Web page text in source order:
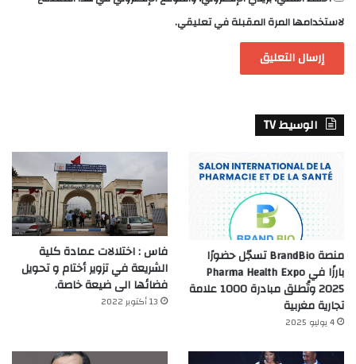
لاستخدامها المرة المقبلة في تعليقي.
الوسيط TV
منصة BrandBio تسجّل حضورًا
بارزًا في Pharma Health Expo
2025 وتُطلق مبادرة 1000 علامة
تجارية مغربية
4 يوليو 2025
فاس : اختلالات عمادة كلية
الشريعة في تزوير أختام و تحويل
فضائها الى ضيعة خاصة.
13 أكتوبر 2022